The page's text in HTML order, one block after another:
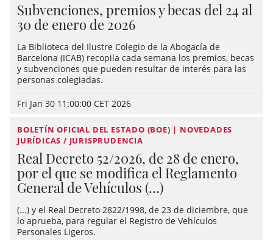
Subvenciones, premios y becas del 24 al
30 de enero de 2026
La Biblioteca del Ilustre Colegio de la Abogacía de
Barcelona (ICAB) recopila cada semana los premios, becas
y subvenciones que pueden resultar de interés para las
personas colegiadas.
Fri Jan 30 11:00:00 CET 2026
BOLETÍN OFICIAL DEL ESTADO (BOE) | NOVEDADES
JURÍDICAS / JURISPRUDENCIA
Real Decreto 52/2026, de 28 de enero,
por el que se modifica el Reglamento
General de Vehículos (...)
(...) y el Real Decreto 2822/1998, de 23 de diciembre, que
lo aprueba, para regular el Registro de Vehículos
Personales Ligeros.